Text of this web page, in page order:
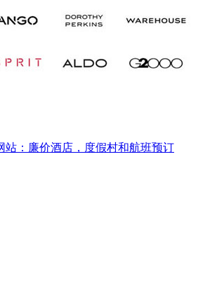
站：廉价酒店，度假村和航班预订